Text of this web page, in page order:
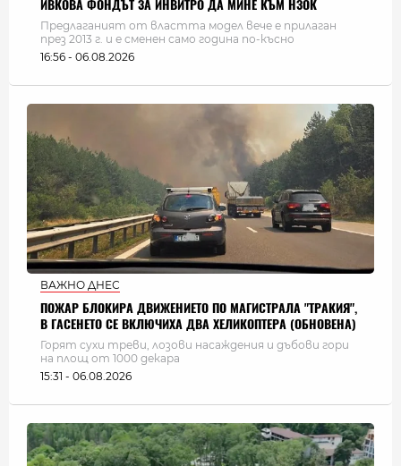
ИВКОВА ФОНДЪТ ЗА ИНВИТРО ДА МИНЕ КЪМ НЗОК
Предлаганият от властта модел вече е прилаган
през 2013 г. и е сменен само година по-късно
16:56 - 06.08.2026
ВАЖНО ДНЕС
ПОЖАР БЛОКИРА ДВИЖЕНИЕТО ПО МАГИСТРАЛА "ТРАКИЯ",
В ГАСЕНЕТО СЕ ВКЛЮЧИХА ДВА ХЕЛИКОПТЕРА (ОБНОВЕНА)
Горят сухи треви, лозови насаждения и дъбови гори
на площ от 1000 декара
15:31 - 06.08.2026